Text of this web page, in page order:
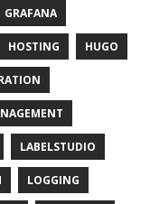
GRAFANA
HOSTING HUGO
LABELSTUDIO
LOGGING